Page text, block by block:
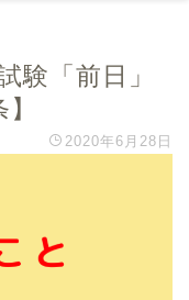
験「前日」
2020年6月28日